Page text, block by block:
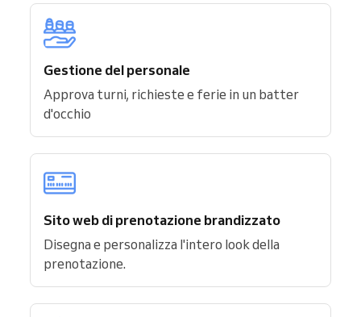
Gestione del personale
Approva turni, richieste e ferie in un batter
d'occhio
Sito web di prenotazione brandizzato
Disegna e personalizza l'intero look della
prenotazione.